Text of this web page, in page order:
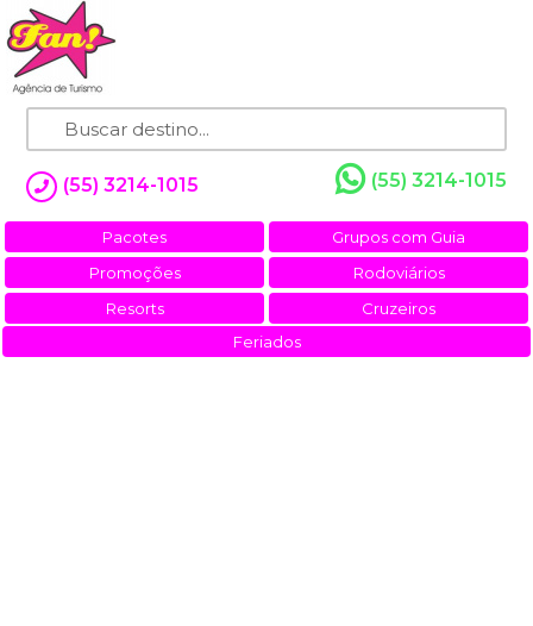
(55) 3214-1015 (55) 3214-1015
Pacotes
Grupos com Guia
Promoções
Rodoviários
Resorts
Cruzeiros
Feriados